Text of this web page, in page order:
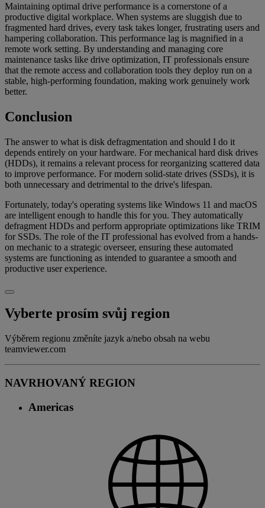
Maintaining optimal drive performance is a cornerstone of a
productive digital workplace. When systems are sluggish due to
fragmented hard drives, every task takes longer, frustrating users and
hampering collaboration. This performance lag is magnified in a
remote work setting. By understanding and managing core
maintenance tasks like drive optimization, IT professionals ensure
that the remote access and collaboration tools they deploy run on a
stable, high-performing foundation, making work genuinely work
better.
Conclusion
The answer to what is disk defragmentation and should I do it
depends entirely on your hardware. For mechanical hard disk drives
(HDDs), it remains a relevant process for reorganizing scattered data
to improve performance. For modern solid-state drives (SSDs), it is
both unnecessary and detrimental to the drive's lifespan.
Fortunately, today's operating systems like Windows 11 and macOS
are intelligent enough to handle this for you. They automatically
defragment HDDs and perform appropriate optimizations like TRIM
for SSDs. The role of the IT professional has evolved from a hands-
on mechanic to a strategic overseer, ensuring these automated
systems are functioning as intended to guarantee a smooth and
productive user experience.
Vyberte prosím svůj region
Výběrem regionu změníte jazyk a/nebo obsah na webu
teamviewer.com
NAVRHOVANÝ REGION
Americas